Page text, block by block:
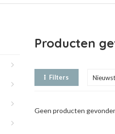
Producten
Filters
Geen producten